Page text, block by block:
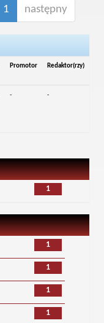
1 następny
Promotor Redaktor(rzy)
- -
1
1
1
1
1